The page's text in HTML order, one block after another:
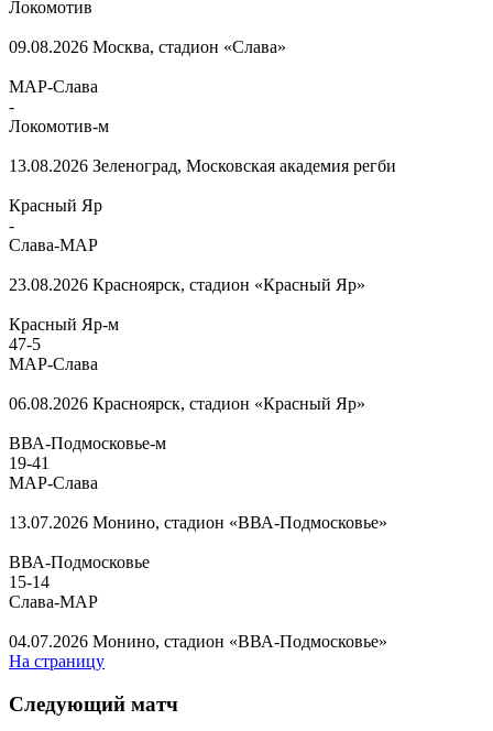
Локомотив
09.08.2026 Москва, стадион «Слава»
МАР-Слава
-
Локомотив-м
13.08.2026 Зеленоград, Московская академия регби
Красный Яр
-
Слава-МАР
23.08.2026 Красноярск, стадион «Красный Яр»
Красный Яр-м
47-5
МАР-Слава
06.08.2026 Красноярск, стадион «Красный Яр»
ВВА-Подмосковье-м
19-41
МАР-Слава
13.07.2026 Монино, стадион «ВВА-Подмосковье»
ВВА-Подмосковье
15-14
Слава-МАР
04.07.2026 Монино, стадион «ВВА-Подмосковье»
На страницу
Следующий матч